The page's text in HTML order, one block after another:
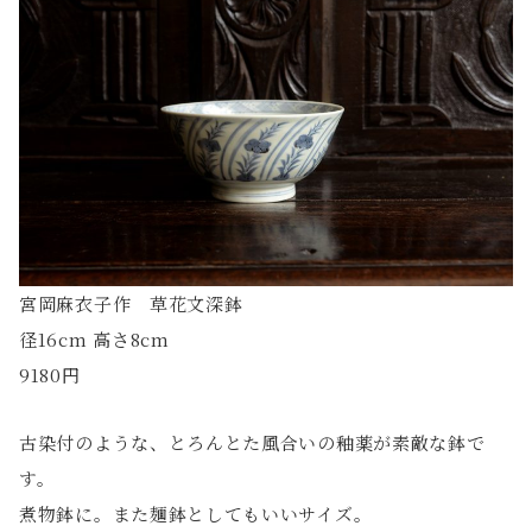
宮岡麻衣子作 草花文深鉢
径16cm 高さ8cm
9180円
古染付のような、とろんとた風合いの釉薬が素敵な鉢で
す。
煮物鉢に。また麺鉢としてもいいサイズ。